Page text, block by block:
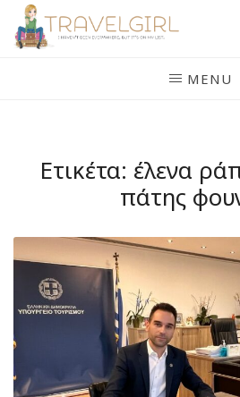
Skip
MENU
Ετικέτα: έλενα
πάτης